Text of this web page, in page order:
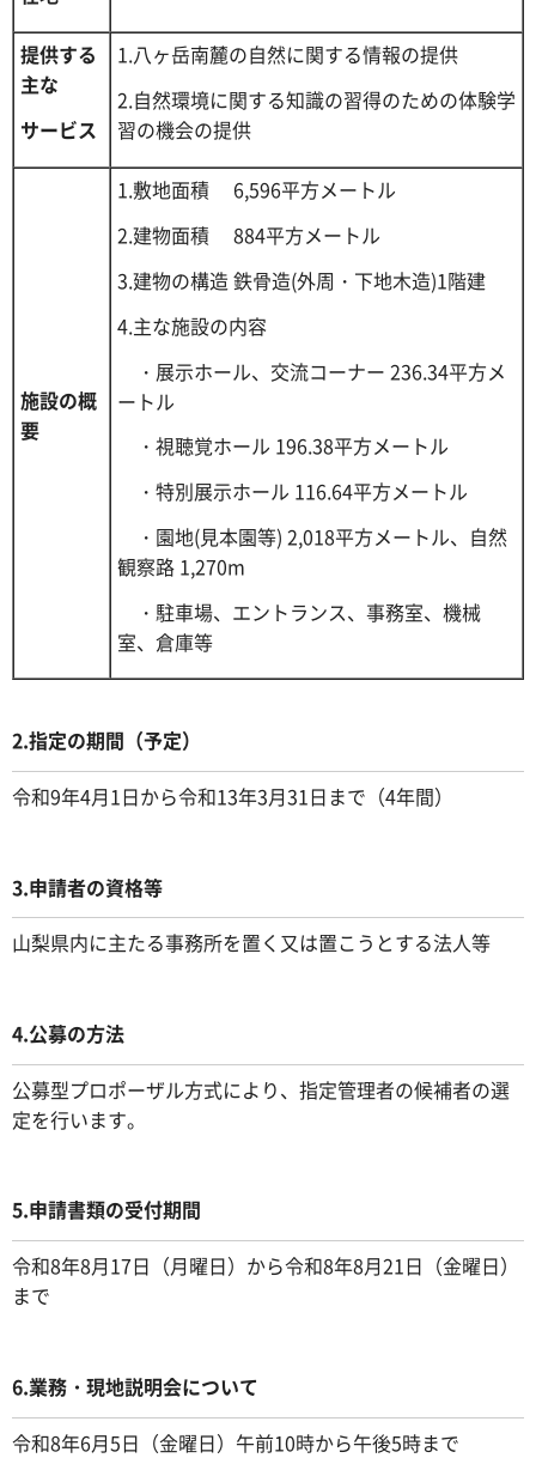
提供する
主な
サービス
1.八ヶ岳南麓の自然に関する情報の提供
2.自然環境に関する知識の習得のための体験学
習の機会の提供
施設の概
要
1.敷地面積 6,596平方メートル
2.建物面積 884平方メートル
3.建物の構造 鉄骨造(外周・下地木造)1階建
4.主な施設の内容
・展示ホール、交流コーナー 236.34平方メ
ートル
・視聴覚ホール 196.38平方メートル
・特別展示ホール 116.64平方メートル
・園地(見本園等) 2,018平方メートル、自然
観察路 1,270m
・駐車場、エントランス、事務室、機械
室、倉庫等
2.指定の期間（予定）
令和9年4月1日から令和13年3月31日まで（4年間）
3.申請者の資格等
山梨県内に主たる事務所を置く又は置こうとする法人等
4.公募の方法
公募型プロポーザル方式により、指定管理者の候補者の選
定を行います。
5.申請書類の受付期間
令和8年8月17日（月曜日）から令和8年8月21日（金曜日）
まで
6.業務・現地説明会について
令和8年6月5日（金曜日）午前10時から午後5時まで